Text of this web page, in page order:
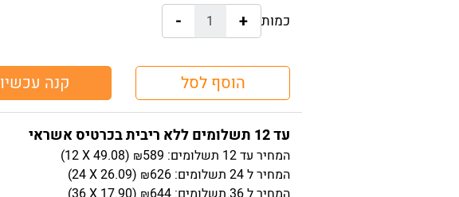
כמות: +
-
הוסף לסל קנה עכשיו
עד 12 תשלומים ללא ריבית בכרטיס אשראי
המחיר עד 12 תשלומים: ₪589
(12 X49.08)
המחירל 24 תשלומים: ₪626
(24 X26.09)